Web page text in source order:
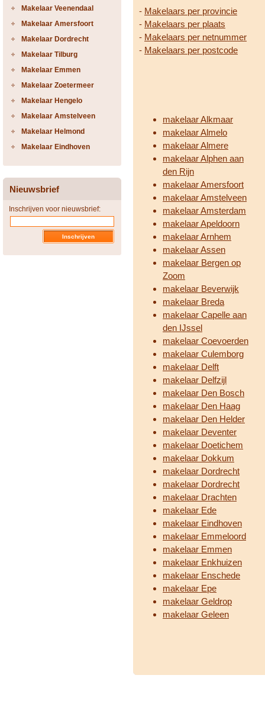
Makelaar Veenendaal
Makelaar Amersfoort
Makelaar Dordrecht
Makelaar Tilburg
Makelaar Emmen
Makelaar Zoetermeer
Makelaar Hengelo
Makelaar Amstelveen
Makelaar Helmond
Makelaar Eindhoven
Nieuwsbrief
Inschrijven voor nieuwsbrief:
- Makelaars per provincie
- Makelaars per plaats
- Makelaars per netnummer
- Makelaars per postcode
makelaar Alkmaar
makelaar Almelo
makelaar Almere
makelaar Alphen aan
den Rijn
makelaar Amersfoort
makelaar Amstelveen
makelaar Amsterdam
makelaar Apeldoorn
makelaar Arnhem
makelaar Assen
makelaar Bergen op
Zoom
makelaar Beverwijk
makelaar Breda
makelaar Capelle aan
den IJssel
makelaar Coevoerden
makelaar Culemborg
makelaar Delft
makelaar Delfzijl
makelaar Den Bosch
makelaar Den Haag
makelaar Den Helder
makelaar Deventer
makelaar Doetichem
makelaar Dokkum
makelaar Dordrecht
makelaar Dordrecht
makelaar Drachten
makelaar Ede
makelaar Eindhoven
makelaar Emmeloord
makelaar Emmen
makelaar Enkhuizen
makelaar Enschede
makelaar Epe
makelaar Geldrop
makelaar Geleen